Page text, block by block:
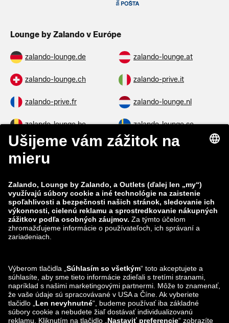
Lounge by Zalando v Európe
zalando-lounge.de zalando-lounge.at
zalando-lounge.ch zalando-prive.it
zalando-prive.fr zalando-lounge.nl
zalando-lounge.be zalando-lounge.se
zalando-lounge.fi zalando-lounge.dk
zalando-prive.es zalando-lounge.cz
zalando-lounge.lt zalando-lounge.sk
zalando-lounge.ro
zalando-lounge.lu zalando-lounge.ee
zalando-lounge.lv zalando-lounge.no